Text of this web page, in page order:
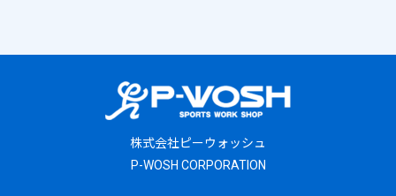
株式会社ピーウォッシュ
P-WOSH CORPORATION